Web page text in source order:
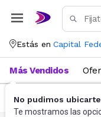
Estás en Capital
No pudimos ubicarte
Te mostramos las
Más Vendidos